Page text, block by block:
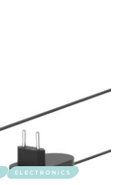
ELECTRONICS